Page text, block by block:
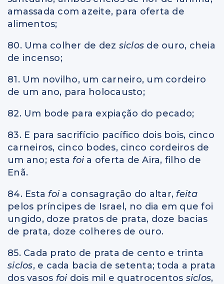
amassada com azeite, para oferta de
alimentos;
80. Uma colher de dez siclos de ouro, cheia
de incenso;
81. Um novilho, um carneiro, um cordeiro
de um ano, para holocausto;
82. Um bode para expiação do pecado;
83. E para sacrifício pacífico dois bois, cinco
carneiros, cinco bodes, cinco cordeiros de
um ano; esta foi a oferta de Aira, filho de
Enã.
84. Esta foi a consagração do altar, feita
pelos príncipes de Israel, no dia em que foi
ungido, doze pratos de prata, doze bacias
de prata, doze colheres de ouro.
85. Cada prato de prata de cento e trinta
siclos, e cada bacia de setenta; toda a prata
dos vasos foi dois mil e quatrocentos siclos,